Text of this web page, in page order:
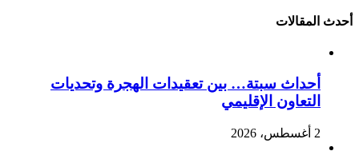
أحدث المقالات
أحداث سبتة… بين تعقيدات الهجرة وتحديات
التعاون الإقليمي
2 أغسطس، 2026